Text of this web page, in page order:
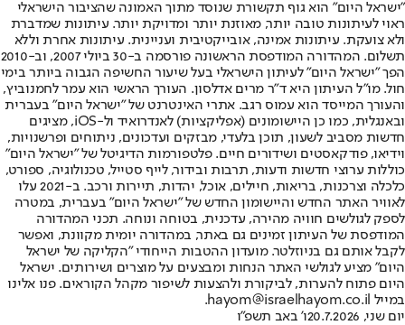
"ישראל היום" הוא גוף תקשורת שנוסד מתוך האמונה שהציבור הישראלי
ראוי לעיתונות טובה יותר, מאוזנת יותר ומדויקת יותר. עיתונות שמדברת
ולא צועקת. עיתונות אמינה, אובייקטיבית ועניינית. עיתונות אחרת וללא
תשלום. המהדורה המודפסת הראשונה פורסמה ב-30 ביולי 2007, וב-2010
הפך "ישראל היום" לעיתון הישראלי בעל שיעור החשיפה הגבוה ביותר בימי
חול. מו"ל העיתון היא ד"ר מרים אדלסון. העורך הראשי הוא עמר לחמנוביץ,
והעורך המייסד הוא עמוס רגב. אתרי האינטרנט של "ישראל היום" בעברית
ובאנגלית, כמו כן היישומונים (אפליקציות) לאנדרואיד ול-iOS, מציגים
חדשות מסביב לשעון, תוכן בלעדי, מבזקים ועדכונים, ניתוחים ופרשנויות,
וידיאו, פודקאסטים ושידורים חיים. פלטפורמות הדיגיטל של "ישראל היום"
כוללות ערוצי חדשות ודעות, תרבות ובידור, לייף סטייל, טכנולוגיה, ספורט,
כלכלה וצרכנות, בריאות, חיילים, אוכל, יהדות, תיירות ורכב. ב-2021 עלו
לאוויר האתר החדש והיישומון החדש של "ישראל היום" בעברית, במטרה
לספק לגולשים חוויה מהירה, עדכנית, בטוחה ונוחה. תכני המהדורה
המודפסת של העיתון זמינים גם באתר, במהדורה יומית מקוונת, ואפשר
לקבל אותם גם בניוזלטר. מועדון ההטבות הייחודי "הקליקה של ישראל
היום" מציע לגולשי האתר הנחות ומבצעים על מוצרים ושירותים. ישראל
היום פתוח להערות, לביקורת ולהצעות לשיפור מקהל הקוראים. פנו אלינו
במייל hayom@israelhayom.co.il.
יום שני, 20.7.2026
ו' באב תשפ"ו